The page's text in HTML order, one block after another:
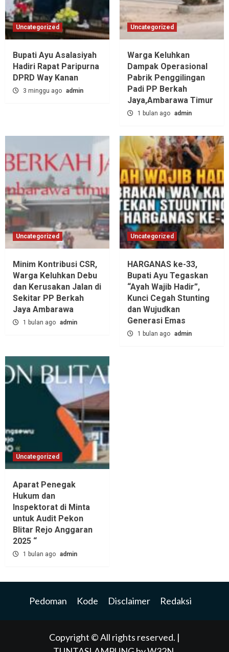
Uncategorized
Bupati Ayu Asalasiyah
Hadiri Rapat Paripurna
DPRD Way Kanan
3 minggu ago admin
Uncategorized
Warga Keluhkan
Dampak Operasional
Pabrik Penggilingan
Padi PP Berkah
Jaya,‎Ambarawa Timur
1 bulan ago admin
Uncategorized
Minim Kontribusi CSR,
Warga Keluhkan Debu
dan Kerusakan Jalan di
Sekitar PP Berkah
Jaya Ambarawa‎
1 bulan ago admin
Uncategorized
HARGANAS ke-33,
Bupati Ayu Tegaskan
“Ayah Wajib Hadir”,
Kunci Cegah Stunting
dan Wujudkan
Generasi Emas
1 bulan ago admin
Uncategorized
Aparat Penegak
Hukum dan
Inspektorat di Minta
untuk Audit Pekon
Blitar Rejo Anggaran
2025 “
1 bulan ago admin
Pedoman Kode Disclaimer Redaksi
Copyright © All rights reserved. |